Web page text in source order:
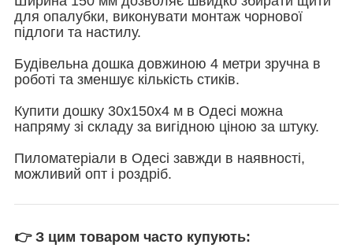
для опалубки, виконувати монтаж чорнової
підлоги та настилу.
Будівельна дошка довжиною 4 метри зручна в
роботі та зменшує кількість стиків.
Купити дошку 30х150х4 м в Одесі можна
напряму зі складу за вигідною ціною за штуку.
Пиломатеріали в Одесі завжди в наявності,
можливий опт і роздріб.
👉 З цим товаром часто купують: